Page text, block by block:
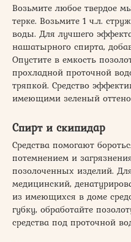
Возьмите любое твердое
терке. Возьмите 1 ч.л.
воды. Для лучшего
нашатырного спирта,
Опустите в емкость
прохладной проточной
тряпкой. Средство
имеющими зеленый
Спирт и скипидар
Средства помогают
потемнением и
позолоченных изделий.
медицинский,
из имеющихся в доме
губку, обработайте
средства под проточной